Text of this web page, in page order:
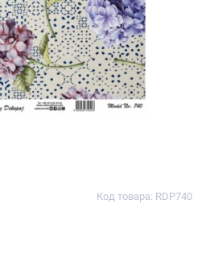
Код товара: RDP740